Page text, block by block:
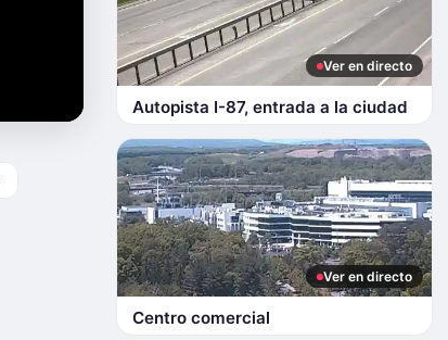
Ver en directo
Autopista I-87, entrada a la ciudad
Ver en directo
Centro comercial